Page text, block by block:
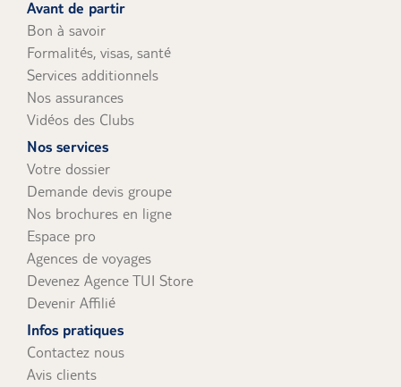
Avant de partir
Bon à savoir
Formalités, visas, santé
Services additionnels
Nos assurances
Vidéos des Clubs
Nos services
Votre dossier
Demande devis groupe
Nos brochures en ligne
Espace pro
Agences de voyages
Devenez Agence TUI Store
Devenir Affilié
Infos pratiques
Contactez nous
Avis clients